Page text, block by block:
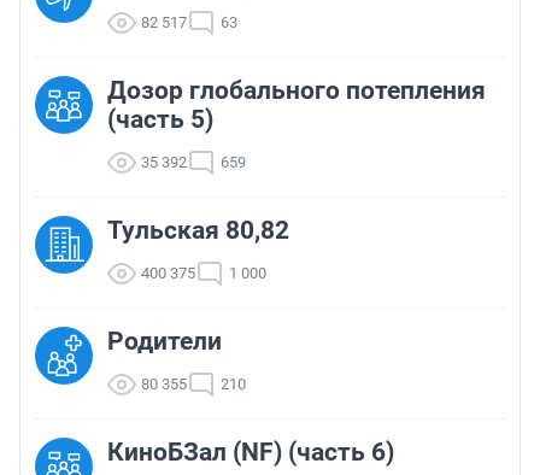
82 517 63
Дозор глобального потепления
(часть 5)
35 392 659
Тульская 80,82
400 375 1 000
Родители
80 355 210
КиноБЗал (NF) (часть 6)